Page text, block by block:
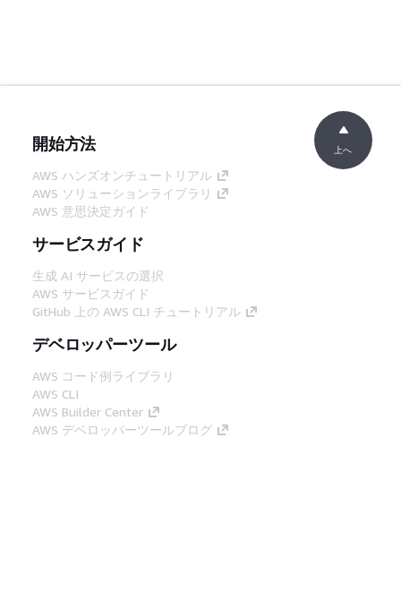
開始方法
AWS ハンズオンチュートリアル
AWS ソリューションライブラリ
AWS 意思決定ガイド
サービスガイド
生成 AI サービスの選択
AWS サービスガイド
GitHub 上の AWS CLI チュートリアル
デベロッパーツール
AWS コード例ライブラリ
AWS CLI
AWS Builder Center
AWS デベロッパーツールブログ
上へ